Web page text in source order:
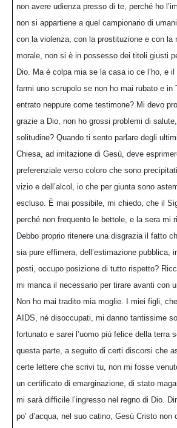
non avere udienza presso di te, perché ho
non si appartiene a quel campionario di
con la violenza, con la prostituzione e con la
morale, non si è in possesso dei titoli giusti
Dio. Ma è colpa mia se la casa io ce l’ho, e
farmi uno scrupolo se non ho mai rubato e in
entrato neppure come testimone? Mi devo
grazie a Dio, non ho grossi problemi di
solitudine? Quando ti sento parlare degli
Chiesa, ad imitazione di Gesù, deve
preferenziale verso coloro che sono
vizio e dell’alcol, io che per giunta sono
escluso. È mai possibile, mi chiedo, che il
perché non frequento le bettole, e la sera mi
Debbo proprio ritenere una disgrazia il fatto
sia pure effimera, dell’estimazione pubblica,
posti, occupo posizione di tutto rispetto?
mi manca il necessario per tirare avanti con
Non ho mai tradito mia moglie. I miei figli,
AIDS, né disoccupati, mi danno tantissime
fortunato e sarei l’uomo più felice della terra
questa parte, a seguito di certi discorsi che
certe lettere che scrivi tu, non mi fosse
un certificato di emarginazione, di stato
mi sarà difficile l’ingresso nel regno di Dio.
po’ d’acqua, nel suo catino, Gesù Cristo non